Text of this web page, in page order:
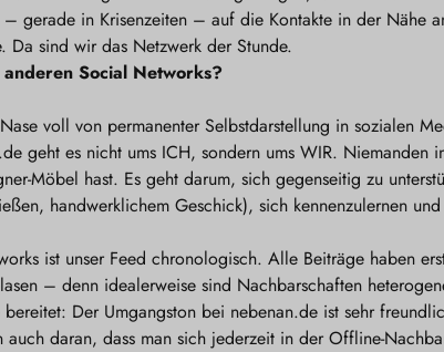
gerade in Krisenzeiten – auf die Kontakte in der Nähe
Da sind wir das Netzwerk der Stunde.
Social Networks?
voll von permanenter Selbstdarstellung in sozialen
geht es nicht ums ICH, sondern ums WIR. Niemanden
Möbel hast. Es geht darum, sich gegenseitig zu
handwerklichem Geschick), sich kennenzulernen
ist unser Feed chronologisch. Alle Beiträge haben
– denn idealerweise sind Nachbarschaften
Der Umgangston bei nebenan.de ist sehr
daran, dass man sich jederzeit in der Offline-